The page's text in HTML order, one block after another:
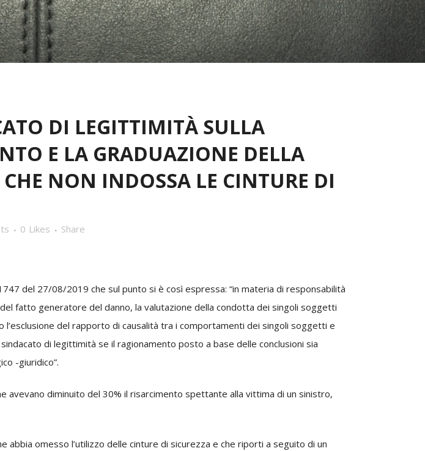
DI LEGITTIMITÀ SULLA
E LA GRADUAZIONE DELLA
NON INDOSSA LE CINTURE DI
0 Likes Share
del 27/08/2019 che sul punto si è così espressa: “in materia di responsabilità
fatto generatore del danno, la valutazione della condotta dei singoli soggetti
l’esclusione del rapporto di causalità tra i comportamenti dei singoli soggetti e
di legittimità se il ragionamento posto a base delle conclusioni sia
-giuridico”.
avevano diminuito del 30% il risarcimento spettante alla vittima di un sinistro,
omesso l’utilizzo delle cinture di sicurezza e che riporti a seguito di un